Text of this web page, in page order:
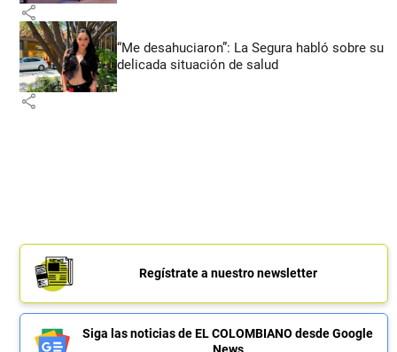
share
“Me desahuciaron”: La Segura habló sobre su
delicada situación de salud
share
Regístrate a nuestro newsletter
Siga las noticias de EL COLOMBIANO desde Google
News